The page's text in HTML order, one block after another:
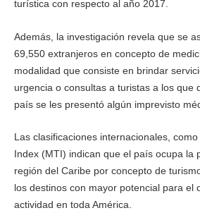
turística con respecto al año 2017.
Además, la investigación revela que se
69,550 extranjeros en concepto de
modalidad que consiste en brindar
urgencia o consultas a turistas a los que
país se les presentó algún imprevisto
Las clasificaciones internacionales,
Index (MTI) indican que el país ocupa la
región del Caribe por concepto de
los destinos con mayor potencial para el
actividad en toda América.